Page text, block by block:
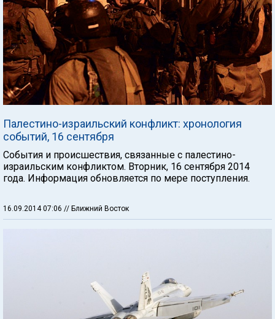
Палестино-израильский конфликт: хронология
событий, 16 сентября
События и происшествия, связанные с палестино-
израильским конфликтом. Вторник, 16 сентября 2014
года. Информация обновляется по мере поступления.
16.09.2014 07:06 // Ближний Восток